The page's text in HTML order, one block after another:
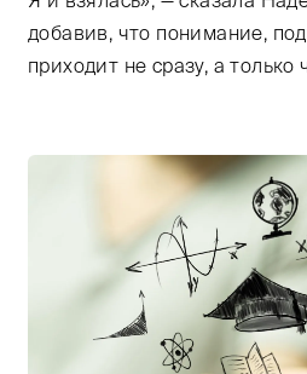
добавив, что понимание,
приходит не сразу, а только